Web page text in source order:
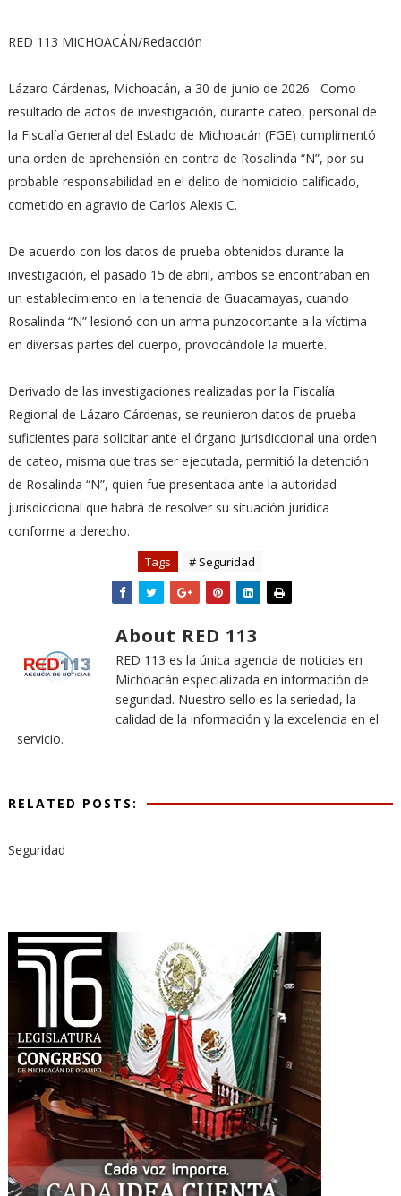
RED 113 MICHOACÁN/Redacción
Lázaro Cárdenas, Michoacán, a 30 de junio de 2026.- Como
resultado de actos de investigación, durante cateo, personal de
la Fiscalía General del Estado de Michoacán (FGE) cumplimentó
una orden de aprehensión en contra de Rosalinda “N”, por su
probable responsabilidad en el delito de homicidio calificado,
cometido en agravio de Carlos Alexis C.
De acuerdo con los datos de prueba obtenidos durante la
investigación, el pasado 15 de abril, ambos se encontraban en
un establecimiento en la tenencia de Guacamayas, cuando
Rosalinda “N” lesionó con un arma punzocortante a la víctima
en diversas partes del cuerpo, provocándole la muerte.
Derivado de las investigaciones realizadas por la Fiscalía
Regional de Lázaro Cárdenas, se reunieron datos de prueba
suficientes para solicitar ante el órgano jurisdiccional una orden
de cateo, misma que tras ser ejecutada, permitió la detención
de Rosalinda “N”, quien fue presentada ante la autoridad
jurisdiccional que habrá de resolver su situación jurídica
conforme a derecho.
Tags # Seguridad
About RED 113
RED 113 es la única agencia de noticias en
Michoacán especializada en información de
seguridad. Nuestro sello es la seriedad, la
calidad de la información y la excelencia en el
servicio.
RELATED POSTS:
Seguridad